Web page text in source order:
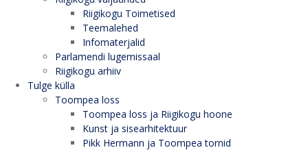
Riigikogu Toimetised
Teemalehed
Infomaterjalid
Parlamendi lugemissaal
Riigikogu arhiiv
Tulge külla
Toompea loss
Toompea loss ja Riigikogu hoone
Kunst ja sisearhitektuur
Pikk Hermann ja Toompea tornid